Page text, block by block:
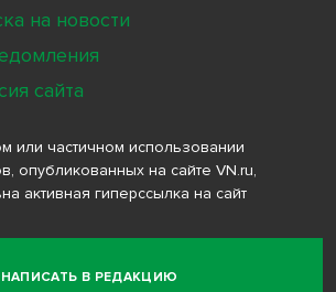
НАПИСАТЬ В РЕДАКЦИЮ
или частичном использовании
опубликованных на сайте VN.ru,
активная гиперссылка на сайт
на новости
сайта